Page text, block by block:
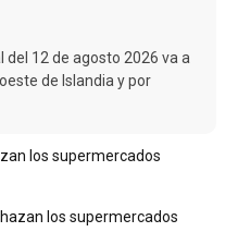
del 12 de agosto 2026 va a
de Islandia y por
los supermercados